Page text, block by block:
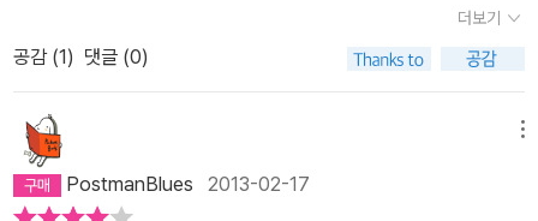
표류하는 존재'라는 사상을 전파하는 연극. 위 기준에서 보면, <대머
리 여가수>는 그 정의에 꼭 들어 맞는 작품이다. 등장 인물이 자기 동
일성을 잃고, 시간-공간이 현실성을 잃고, 언어가 그 전달 능력을 상
실하니까. 한 마디로 말해, 뭐가 뭔지 종잡을 수 없는 인물들의 밑도
끝도 없는 대사들만 계속 되다 끝난다는 얘기지. 아무리 반 연극 기법
이라고 해도, 무슨 내용인지 정도는 알 수 있게 해야 되는 거 아닌가?
더보기
공감 (1) 댓글 (0)
PostmanBlues 2013-02-17